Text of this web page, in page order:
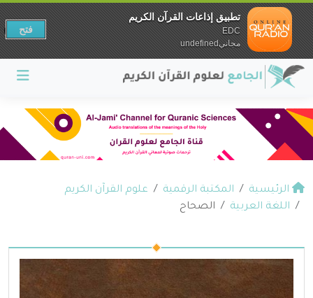
الرئيسية المكتبة الرقمية
علوم القرآن الكريم
اللغة العربية
الصحاح
تطبيق إذاعات القرآن الكريم
EDC
مجانيundefined
فتح